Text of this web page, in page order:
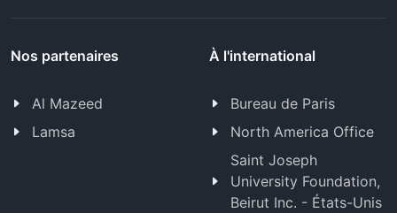
Nos partenaires
Al Mazeed
Lamsa
À l'international
Bureau de Paris
North America Office
Saint Joseph
University Foundation,
Beirut Inc. - États-Unis